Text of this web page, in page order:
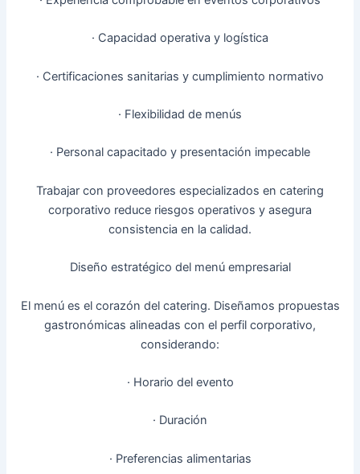
· Capacidad operativa y logística
· Certificaciones sanitarias y cumplimiento normativo
· Flexibilidad de menús
· Personal capacitado y presentación impecable
Trabajar con proveedores especializados en catering
corporativo reduce riesgos operativos y asegura
consistencia en la calidad.
Diseño estratégico del menú empresarial
El menú es el corazón del catering. Diseñamos propuestas
gastronómicas alineadas con el perfil corporativo,
considerando:
· Horario del evento
· Duración
· Preferencias alimentarias